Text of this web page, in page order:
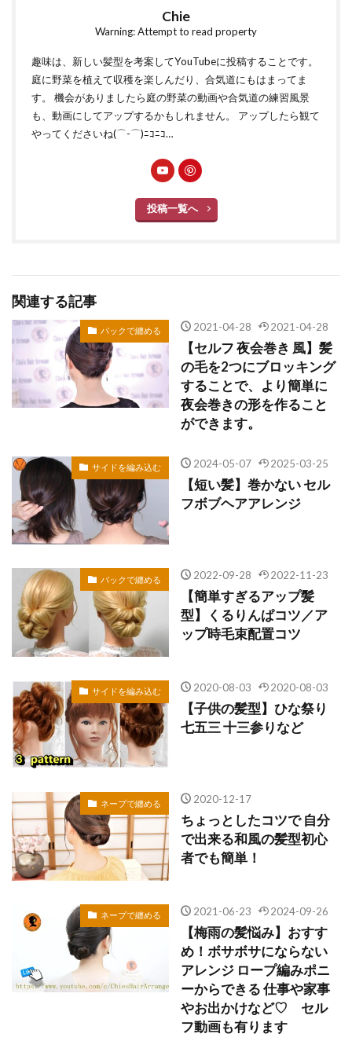
Chie
Warning: Attempt to read property
趣味は、新しい髪型を考案してYouTubeに投稿することです。
庭に野菜を植えて収穫を楽しんだり、合気道にもはまってま
す。 機会がありましたら庭の野菜の動画や合気道の練習風景
も、動画にしてアップするかもしれません。 アップしたら観て
やってくださいね(⌒-⌒)ﾆｺﾆｺ…
投稿一覧へ
関連する記事
バックで纏める 2021-04-28 2021-04-28
【セルフ 夜会巻き 風】髪
の毛を2つにブロッキング
することで、より簡単に
夜会巻きの形を作ること
ができます。
サイドを編み込む 2024-05-07 2025-03-25
【短い髪】巻かない セル
フボブヘアアレンジ
バックで纏める 2022-09-28 2022-11-23
【簡単すぎるアップ髪
型】くるりんぱコツ／ア
ップ時毛束配置コツ
サイドを編み込む 2020-08-03 2020-08-03
【子供の髪型】ひな祭り
七五三 十三参りなど
ネープで纏める 2020-12-17
ちょっとしたコツで 自分
で出来る和風の髪型初心
者でも簡単！
ネープで纏める 2021-06-23 2024-09-26
【梅雨の髪悩み】おすす
め！ボサボサにならない
アレンジ ロープ編みポニ
ーからできる 仕事や家事
やお出かけなど♡ セル
フ動画も有ります